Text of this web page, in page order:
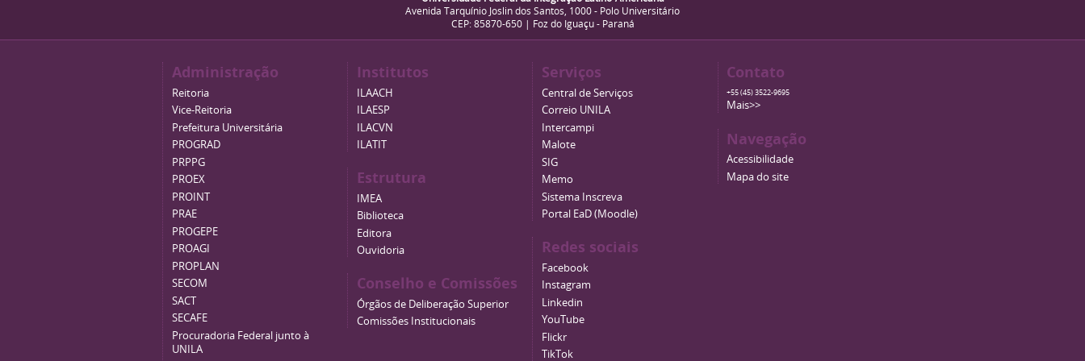
Avenida Tarquínio Joslin dos Santos, 1000 - Polo Universitário
CEP: 85870-650 | Foz do Iguaçu - Paraná
Administração
Reitoria
Vice-Reitoria
Prefeitura Universitária
PROGRAD
PRPPG
PROEX
PROINT
PRAE
PROGEPE
PROAGI
PROPLAN
SECOM
SACT
SECAFE
Procuradoria Federal junto à
UNILA
Institutos
ILAACH
ILAESP
ILACVN
ILATIT
Estrutura
IMEA
Biblioteca
Editora
Ouvidoria
Conselho e Comissões
Órgãos de Deliberação Superior
Comissões Institucionais
Serviços
Central de Serviços
Correio UNILA
Intercampi
Malote
SIG
Memo
Sistema Inscreva
Portal EaD (Moodle)
Redes sociais
Facebook
Instagram
Linkedin
YouTube
Flickr
TikTok
Contato
+55 (45) 3522-9695
Mais>>
Navegação
Acessibilidade
Mapa do site